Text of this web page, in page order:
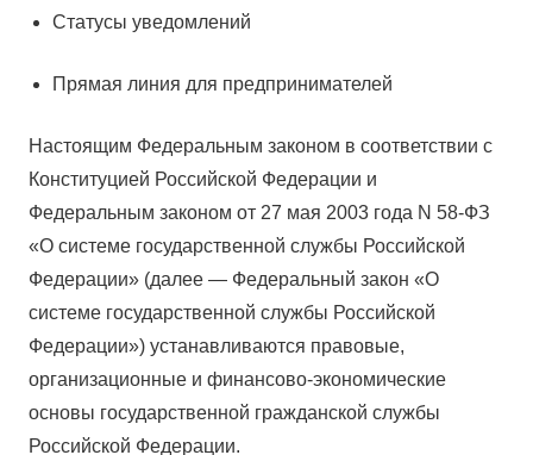
Статусы уведомлений
Прямая линия для предпринимателей
Настоящим Федеральным законом в соответствии с
Конституцией Российской Федерации и
Федеральным законом от 27 мая 2003 года N 58-ФЗ
«О системе государственной службы Российской
Федерации» (далее — Федеральный закон «О
системе государственной службы Российской
Федерации») устанавливаются правовые,
организационные и финансово-экономические
основы государственной гражданской службы
Российской Федерации.